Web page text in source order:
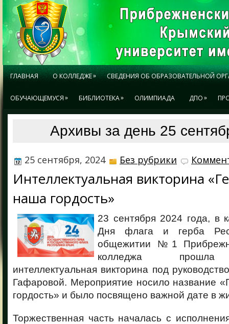
ГЛАВНАЯ О КОЛЛЕДЖЕ» СВЕДЕНИЯ ОБ ОБРАЗОВАТЕЛЬНОЙ
ОБУЧАЮЩЕМУСЯ» БИБЛИОТЕКА» ОЛИМПИАДА ДПО»
Архивы за день 25
25 сентября, 2024 Без рубрики
Интеллектуальная викторина
наша гордость»
23 сентября 2024 года, в
Дня флага и герба
общежитии №1
колледжа прошла
интеллектуальная викторина под
Гафаровой. Мероприятие носило название
гордость» и было посвящено важной дате в
Торжественная часть началась с